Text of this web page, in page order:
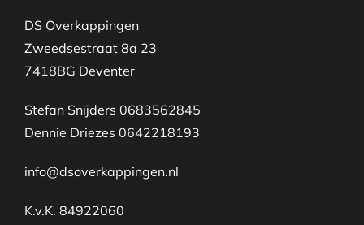
DS Overkappingen
Zweedsestraat 8a 23
7418BG Deventer
Stefan Snijders 0683562845
Dennie Driezes 0642218193
info@dsoverkappingen.nl
K.v.K. 84922060